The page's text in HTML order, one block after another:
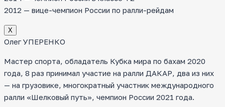
2012 — вице-чемпион России по ралли-рейдам
Х
Олег УПЕРЕНКО
Мастер спорта, обладатель Кубка мира по бахам 2020
года, 8 раз принимал участие на ралли ДАКАР, два из них
— на грузовике, многократный участник международного
ралли «Шелковый путь», чемпион России 2021 года.